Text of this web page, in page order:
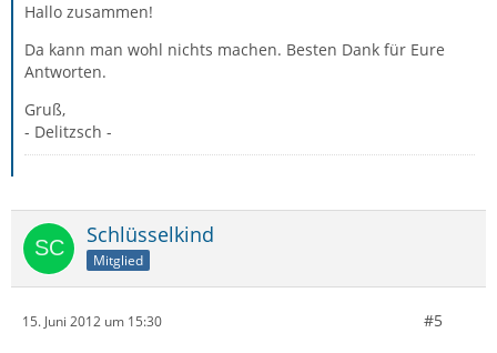
Hallo zusammen!
Da kann man wohl nichts machen. Besten Dank für Eure
Antworten.
Gruß,
- Delitzsch -
Schlüsselkind
Mitglied
15. Juni 2012 um 15:30 #5